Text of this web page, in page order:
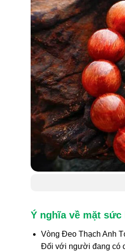
Ý nghĩa về mặt sức
Vòng Đeo Thạch Anh
Đối với người đang có